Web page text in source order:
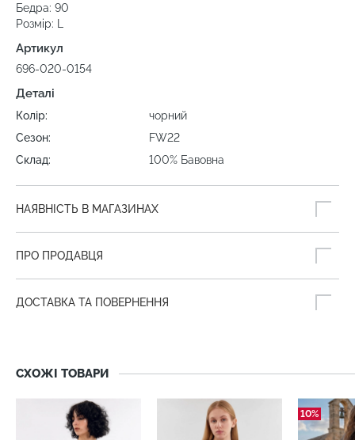
Бедра: 90
Розмір: L
Артикул
696-020-0154
Деталі
Колір:
чорний
Сезон:
FW22
Склад:
100% Бавовна
НАЯВНІСТЬ В МАГАЗИНАХ
ПРО ПРОДАВЦЯ
ДОСТАВКА ТА ПОВЕРНЕННЯ
СХОЖІ ТОВАРИ
10%